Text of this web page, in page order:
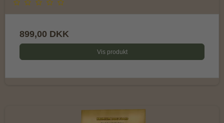
899,00 DKK
Vis produkt